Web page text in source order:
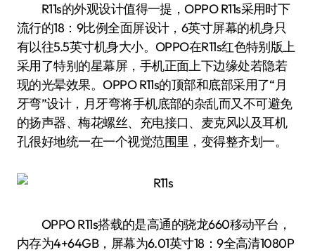
R11s的外观设计值得一提，OPPO R11s采用时下
流行的18：9比例全面屏设计，6英寸屏幕的机身只
有以往5.5英寸机身大小。OPPO在R11s红色特别版上
采用了特别的星幕屏，手机正面上下边缘处若隐若
现的光晕效果。OPPO R11s的顶部和底部采用了“月
牙弯”设计，月牙弯将手机底部的杂乱而又不可避免
的扬声器、梅花螺丝、充电接口、麦克风以及耳机
孔很好地统一在一个视觉范围里，变得整齐划一。
OPPO R11s搭载的是高通的骁龙660移动平台，
内存为4+64GB，屏幕为6.01英寸18：9全高清1080P